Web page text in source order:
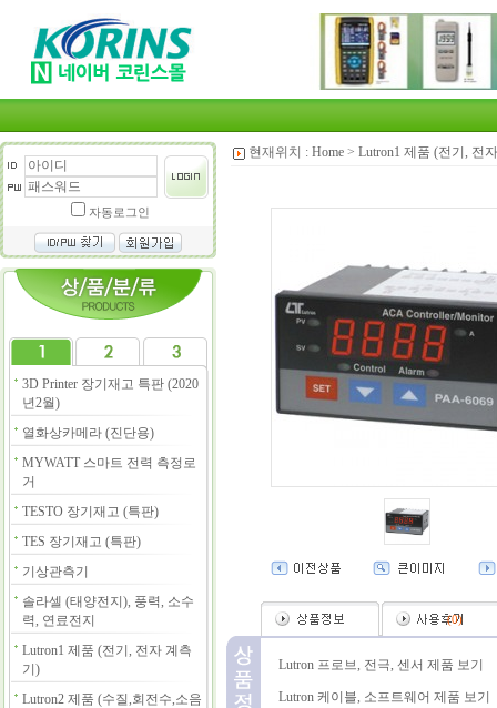
자동로그인
3D Printer 장기재고 특판 (2020
년2월)
열화상카메라 (진단용)
MYWATT 스마트 전력 측정로
거
TESTO 장기재고 (특판)
TES 장기재고 (특판)
기상관측기
솔라셀 (태양전지), 풍력, 소수
력, 연료전지
Lutron1 제품 (전기, 전자 계측
기)
Lutron2 제품 (수질,회전수,소음
현재위치 : Home > Lutron1 제품 (전기, 전
(0)
Lutron 프로브, 전극, 센서 제품 보기
Lutron 케이블, 소프트웨어 제품 보기